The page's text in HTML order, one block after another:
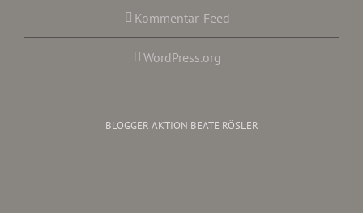
Kommentar-Feed
WordPress.org
BLOGGER AKTION BEATE RÖSLER